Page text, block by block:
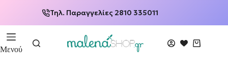
Τηλ. Παραγγελίες 2810 335011
Μενού